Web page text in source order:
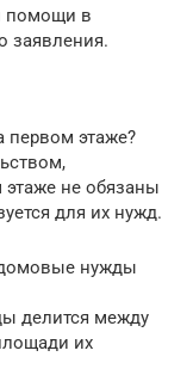
помощи в
заявления.
первом этаже?
не обязаны
для их нужд.
нужды
делится между
их